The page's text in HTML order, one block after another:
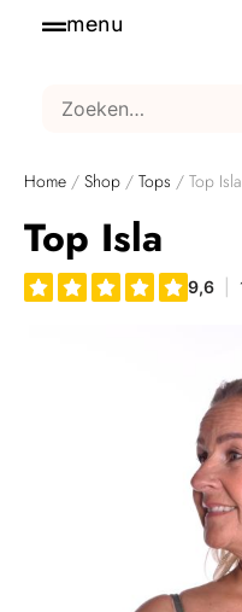
menu
Home / Shop / Tops / Top Isla
Top Isla